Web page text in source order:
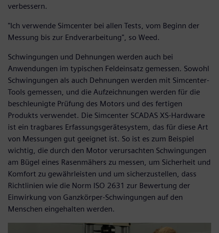
verbessern.
"Ich verwende Simcenter bei allen Tests, vom Beginn der
Messung bis zur Endverarbeitung", so Weed.
Schwingungen und Dehnungen werden auch bei
Anwendungen im typischen Feldeinsatz gemessen. Sowohl
Schwingungen als auch Dehnungen werden mit Simcenter-
Tools gemessen, und die Aufzeichnungen werden für die
beschleunigte Prüfung des Motors und des fertigen
Produkts verwendet. Die Simcenter SCADAS XS-Hardware
ist ein tragbares Erfassungsgerätesystem, das für diese Art
von Messungen gut geeignet ist. So ist es zum Beispiel
wichtig, die durch den Motor verursachten Schwingungen
am Bügel eines Rasenmähers zu messen, um Sicherheit und
Komfort zu gewährleisten und um sicherzustellen, dass
Richtlinien wie die Norm ISO 2631 zur Bewertung der
Einwirkung von Ganzkörper-Schwingungen auf den
Menschen eingehalten werden.